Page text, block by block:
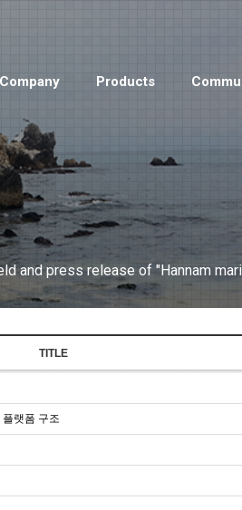
Company Products
and press release of "Hannam
TITLE
랫폼 구조